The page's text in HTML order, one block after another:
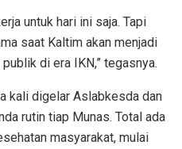
untuk hari ini saja. Tapi
saat Kaltim akan menjadi
di era IKN,” tegasnya.
kali digelar Aslabkesda dan
rutin tiap Munas. Total ada
masyarakat, mulai